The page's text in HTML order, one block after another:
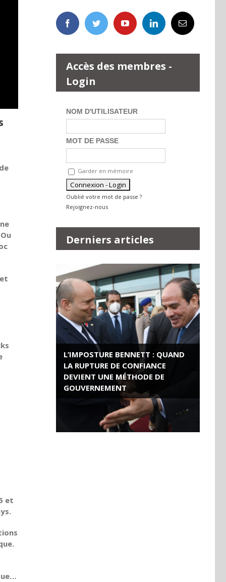
et
Accès des membres -
Login
NOM D'UTILISATEUR
MOT DE PASSE
Garder en mémoire
Oublié votre mot de passe ?
Rejoignez-nous
Derniers articles
L’IMPOSTURE BENNETT : QUAND
LA RUPTURE DE CONFIANCE
DEVIENT UNE MÉTHODE DE
GOUVERNEMENT
ROSE VALLAND, HEROÏNE DE LA
RESISTANCE FRANÇAISE